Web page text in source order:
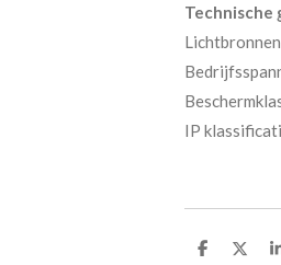
Technische
IP
D
D